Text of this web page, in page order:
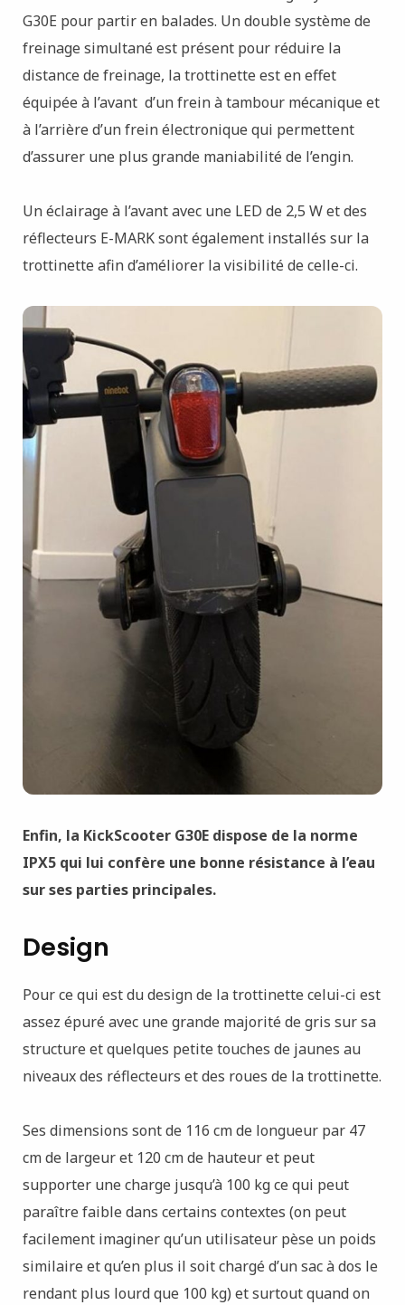
G30E pour partir en balades. Un double système de
freinage simultané est présent pour réduire la
distance de freinage, la trottinette est en effet
équipée à l’avant d’un frein à tambour mécanique et
à l’arrière d’un frein électronique qui permettent
d’assurer une plus grande maniabilité de l’engin.
Un éclairage à l’avant avec une LED de 2,5 W et des
réflecteurs E-MARK sont également installés sur la
trottinette afin d’améliorer la visibilité de celle-ci.
Enfin, la KickScooter G30E dispose de la norme
IPX5 qui lui confère une bonne résistance à l’eau
sur ses parties principales.
Design
Pour ce qui est du design de la trottinette celui-ci est
assez épuré avec une grande majorité de gris sur sa
structure et quelques petite touches de jaunes au
niveaux des réflecteurs et des roues de la trottinette.
Ses dimensions sont de 116 cm de longueur par 47
cm de largeur et 120 cm de hauteur et peut
supporter une charge jusqu’à 100 kg ce qui peut
paraître faible dans certains contextes (on peut
facilement imaginer qu’un utilisateur pèse un poids
similaire et qu’en plus il soit chargé d’un sac à dos le
rendant plus lourd que 100 kg) et surtout quand on